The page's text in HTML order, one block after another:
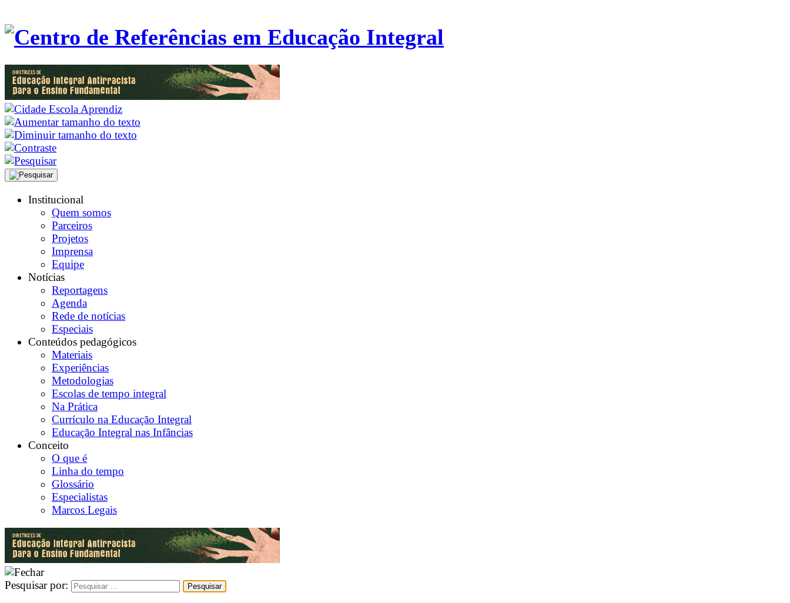
Institucional
Quem somos
Parceiros
Projetos
Imprensa
Equipe
Notícias
Reportagens
Agenda
Rede de notícias
Especiais
Conteúdos pedagógicos
Materiais
Experiências
Metodologias
Escolas de tempo integral
Na Prática
Currículo na Educação Integral
Educação Integral nas Infâncias
Conceito
O que é
Linha do tempo
Glossário
Especialistas
Marcos Legais
Pesquisar por: